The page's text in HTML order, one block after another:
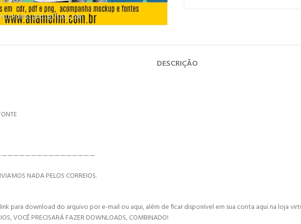
DESCRIÇÃO
NADA PELOS CORREIOS.
para download do arquivo por e-mail ou aqui, além de ficar disponível em sua conta aqui na loja
VOCÊ PRECISARÁ FAZER DOWNLOADS, COMBINADO!